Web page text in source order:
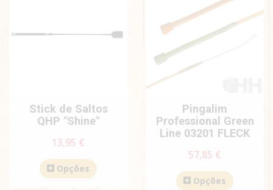
Stick de Saltos
QHP "Shine"
13,95 €
Opções
Pingalim
Professional Green
Line 03201 FLECK
57,85 €
Opções